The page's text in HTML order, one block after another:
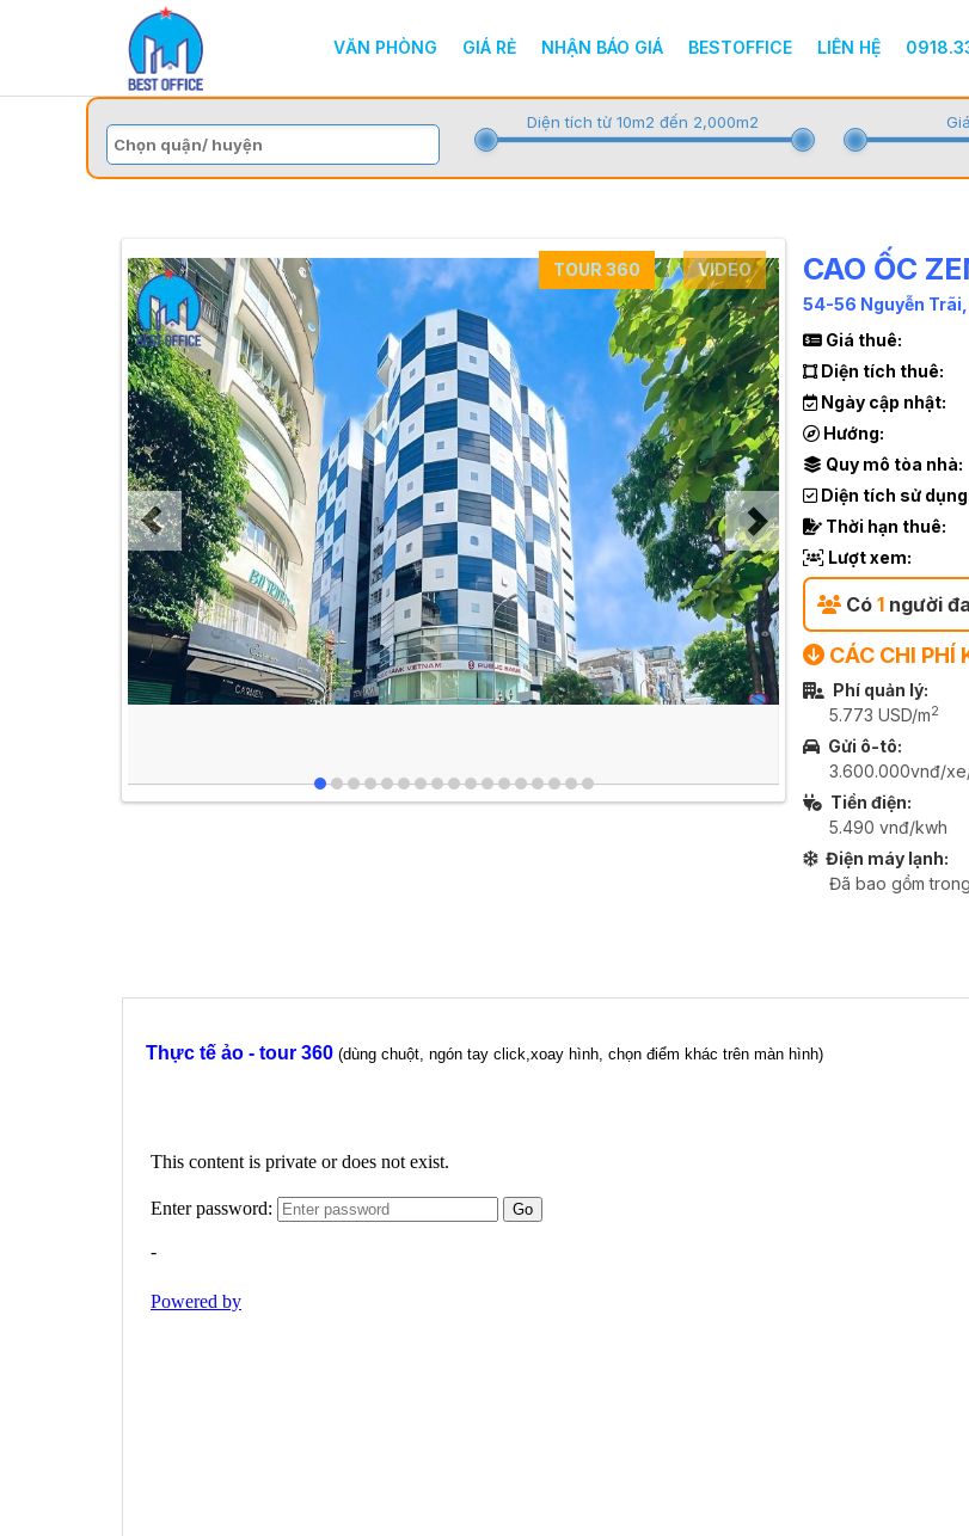
VĂN PHÒNG GIÁ RẺ NHẬN BÁO GIÁ BESTOFFICE LIÊN HỆ
Diện tích từ 10m2 đến 2,000m2
TOUR 360 VIDEO CAO ỐC
54-56 Nguyễn Trãi,
Giá thuê:
Diện tích thuê:
Ngày cập nhật:
Hướng:
Quy mô tòa nhà:
Diện tích sử
Thời hạn thuê:
Lượt xem:
Có 1 người
CÁC CHI PHÍ
Phí quản lý:
5.773 USD/m2
Gửi ô-tô:
3.600.000vnđ/
Tiền điện:
5.490 vnđ/kwh
Điện máy lạnh:
Đã bao gồm
Thực tế ảo - tour 360 (dùng chuột, ngón tay click,xoay hình, chọn điểm khác trên màn hình)